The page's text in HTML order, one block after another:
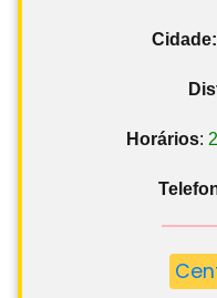
Cidade:
Horários: